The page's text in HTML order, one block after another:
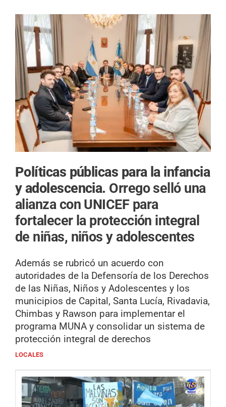
Políticas públicas para la infancia
y adolescencia. Orrego selló una
alianza con UNICEF para
fortalecer la protección integral
de niñas, niños y adolescentes
Además se rubricó un acuerdo con
autoridades de la Defensoría de los Derechos
de las Niñas, Niños y Adolescentes y los
municipios de Capital, Santa Lucía, Rivadavia,
Chimbas y Rawson para implementar el
programa MUNA y consolidar un sistema de
protección integral de derechos
LOCALES